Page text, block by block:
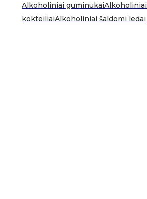
Alkoholiniai guminukaiAlkoholiniai
kokteiliaiAlkoholiniai šaldomi ledai